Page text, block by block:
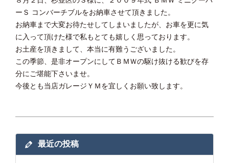
ーＳ コンバーチブルをお納車させて頂きました。
お納車まで大変お待たせしてしまいましたが、お車を更に気
に入って頂けた様で私もとても嬉しく思っております。
お土産を頂きまして、本当に有難うございました。
この季節、是非オープンにしてＢＭＷの駆け抜ける歓びを存
分にご堪能下さいませ。
今後とも当店ガレージＹＭを宜しくお願い致します。
最近の投稿